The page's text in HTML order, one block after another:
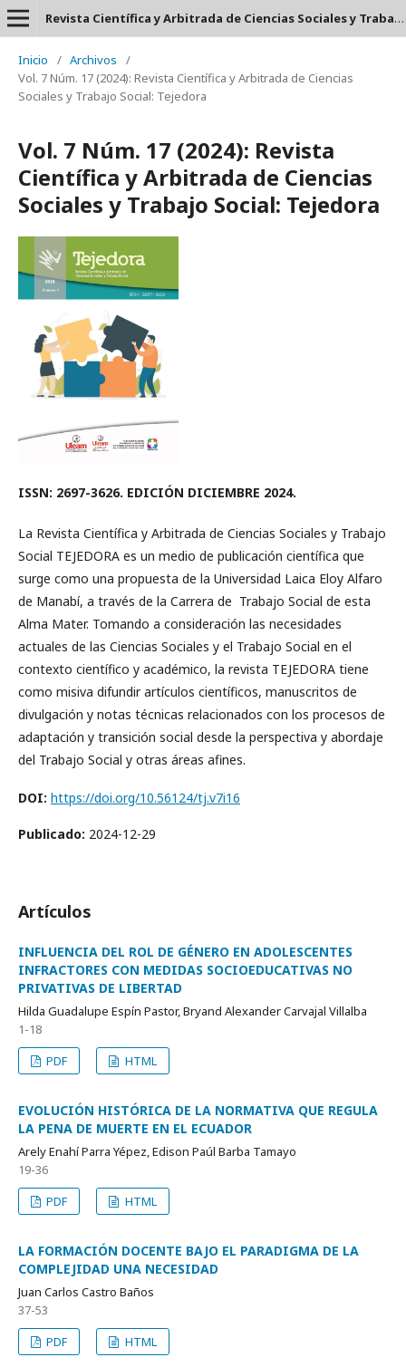
Revista Científica y Arbitrada de Ciencias Sociales y Trabajo Social: Tejedora. ISSN: 2697-3626
Inicio / Archivos
/
Vol. 7 Núm. 17 (2024): Revista Científica y Arbitrada de Ciencias
Sociales y Trabajo Social: Tejedora
Vol. 7 Núm. 17 (2024): Revista
Científica y Arbitrada de Ciencias
Sociales y Trabajo Social: Tejedora
ISSN: 2697-3626. EDICIÓN DICIEMBRE 2024.
La Revista Científica y Arbitrada de Ciencias Sociales y Trabajo
Social TEJEDORA es un medio de publicación científica que
surge como una propuesta de la Universidad Laica Eloy Alfaro
de Manabí, a través de la Carrera de Trabajo Social de esta
Alma Mater. Tomando a consideración las necesidades
actuales de las Ciencias Sociales y el Trabajo Social en el
contexto científico y académico, la revista TEJEDORA tiene
como misiva difundir artículos científicos, manuscritos de
divulgación y notas técnicas relacionados con los procesos de
adaptación y transición social desde la perspectiva y abordaje
del Trabajo Social y otras áreas afines.
DOI: https://doi.org/10.56124/tj.v7i16
Publicado: 2024-12-29
Artículos
INFLUENCIA DEL ROL DE GÉNERO EN ADOLESCENTES
INFRACTORES CON MEDIDAS SOCIOEDUCATIVAS NO
PRIVATIVAS DE LIBERTAD
Hilda Guadalupe Espín Pastor, Bryand Alexander Carvajal Villalba
1-18
PDF
HTML
EVOLUCIÓN HISTÓRICA DE LA NORMATIVA QUE REGULA
LA PENA DE MUERTE EN EL ECUADOR
Arely Enahí Parra Yépez, Edison Paúl Barba Tamayo
19-36
PDF
HTML
LA FORMACIÓN DOCENTE BAJO EL PARADIGMA DE LA
COMPLEJIDAD UNA NECESIDAD
Juan Carlos Castro Baños
37-53
PDF
HTML